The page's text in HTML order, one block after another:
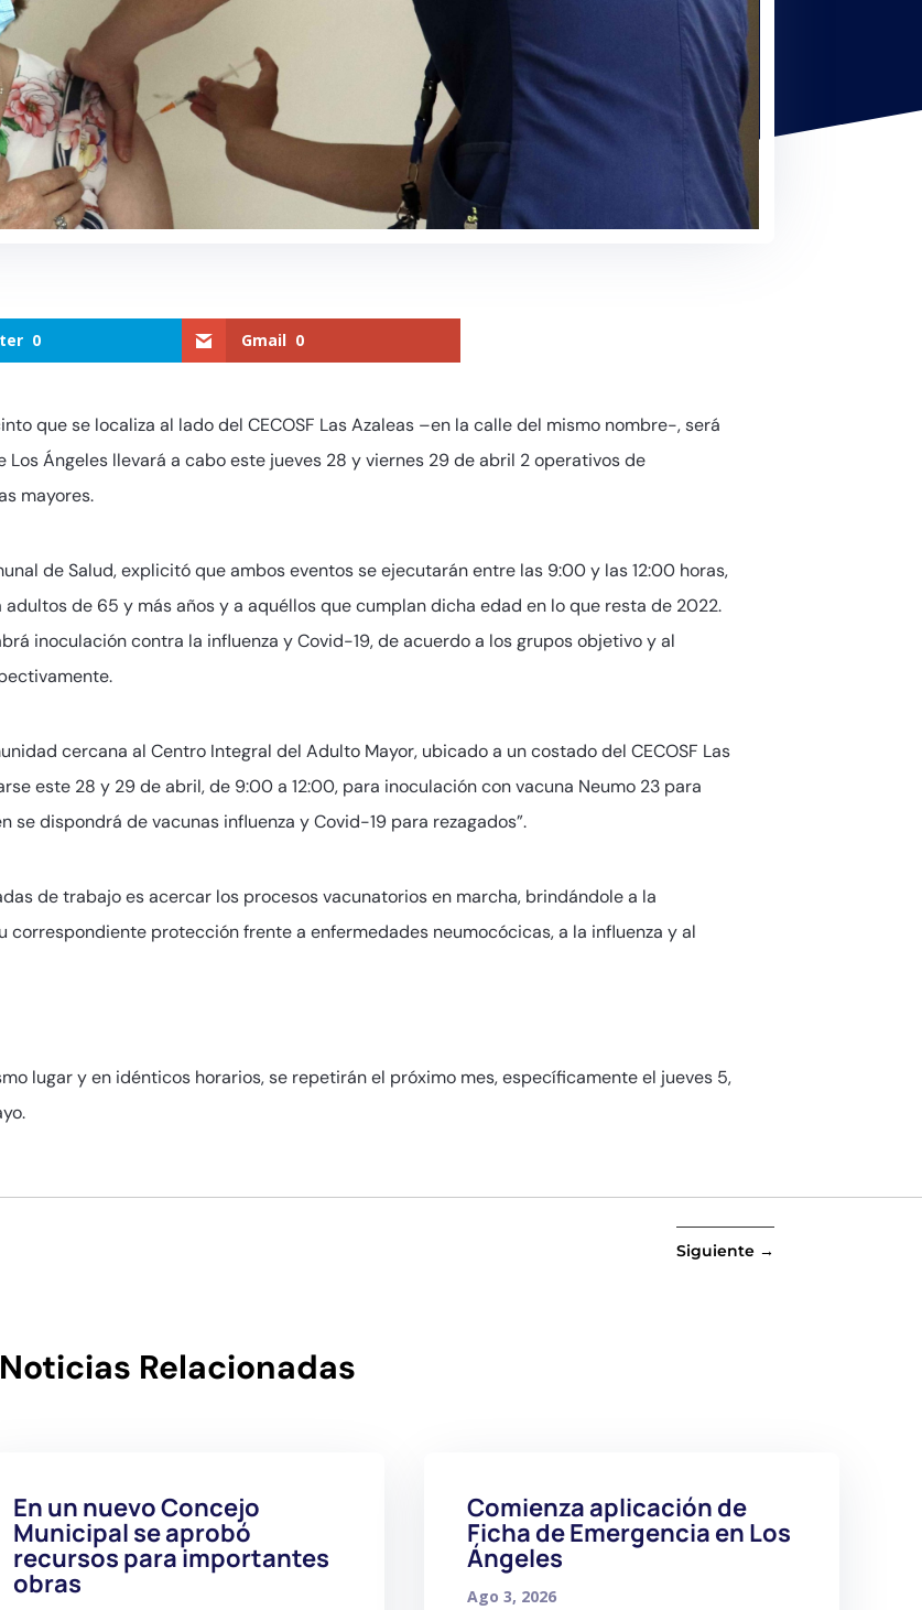
0 Gmail 0
que se localiza al lado del CECOSF Las Azaleas –en la calle del mismo nombre-, será
Ángeles llevará a cabo este jueves 28 y viernes 29 de abril 2 operativos de
mayores.
de Salud, explicitó que ambos eventos se ejecutarán entre las 9:00 y las 12:00 horas,
de 65 y más años y a aquéllos que cumplan dicha edad en lo que resta de 2022.
inoculación contra la influenza y Covid-19, de acuerdo a los grupos objetivo y al
cercana al Centro Integral del Adulto Mayor, ubicado a un costado del CECOSF Las
este 28 y 29 de abril, de 9:00 a 12:00, para inoculación con vacuna Neumo 23 para
dispondrá de vacunas influenza y Covid-19 para rezagados”.
de trabajo es acercar los procesos vacunatorios en marcha, brindándole a la
protección frente a enfermedades neumocócicas, a la influenza y al
lugar y en idénticos horarios, se repetirán el próximo mes, específicamente el jueves 5,
Siguiente→
Noticias Relacionadas
En un nuevo Concejo
Municipal se aprobó
recursos para importantes
obras
Comienza aplicación de
Ficha de Emergencia en Los
Ángeles
Ago 3, 2026